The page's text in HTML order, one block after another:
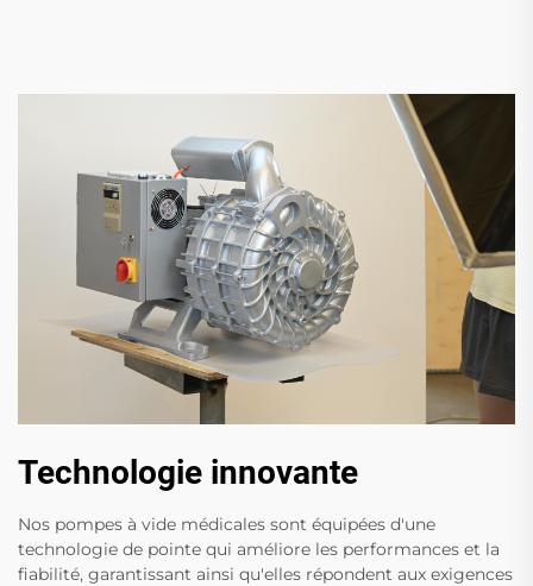
Technologie innovante
Nos pompes à vide médicales sont équipées d'une
technologie de pointe qui améliore les performances et la
fiabilité, garantissant ainsi qu'elles répondent aux exigences